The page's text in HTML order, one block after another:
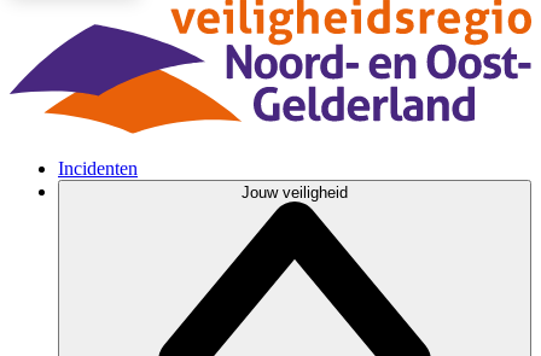
Incidenten
Jouw veiligheid